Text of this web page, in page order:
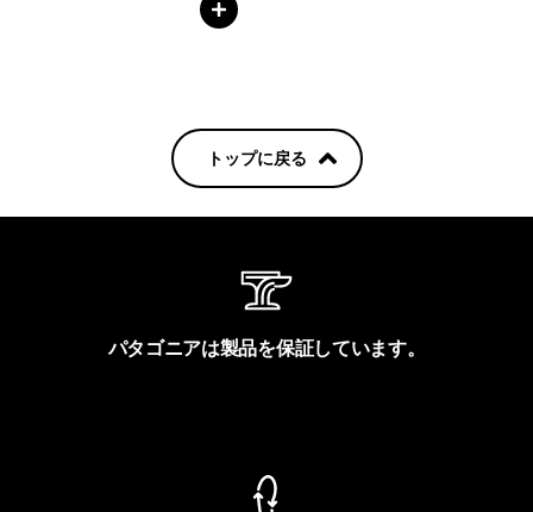
トップに戻る
パタゴニアは製品を保証しています。